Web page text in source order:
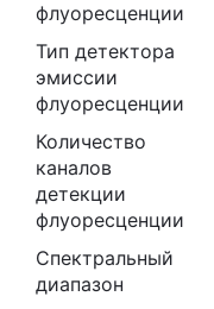
флуоресценции
Тип детектора
эмиссии
флуоресценции
Количество
каналов
детекции
флуоресценции
Спектральный
диапазон